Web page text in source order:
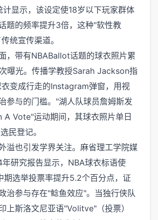
显示，该设定使18岁以下玩家群体
题的频率提升3倍，这种"软性教
统宣传渠道。
，带有NBABallot话题的球衣照片累
曝光。传播学教授Sarah Jackson指
变成行走的Instagram弹窗，用视
参与的门槛。"湖人队球员詹姆斯发
Vote"运动期间，其球衣照片单日
民登记。
溢也引发学界关注。麻省理工学院媒
研究报告显示，NBA球衣标语使
期选举投票率提升5.2个百分点，证
治参与存在"鲶鱼效应"。当独行侠队
上斯洛文尼亚语"Volitve"（投票）